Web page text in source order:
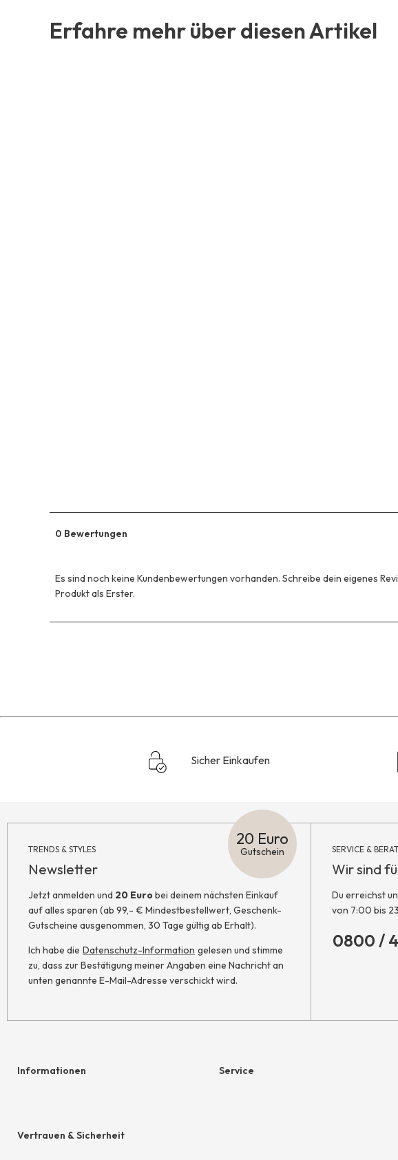
Erfahre mehr über diesen Artikel
0 Bewertungen
Es sind noch keine Kundenbewertungen vorhanden. Schreibe dein eigenes
Produkt als Erster.
Sicher Einkaufen
TRENDS & STYLES
Newsletter
20 Euro
Gutschein
Jetzt anmelden und 20 Eurobei deinem nächsten Einkauf
auf alles sparen (ab 99,- € Mindestbestellwert, Geschenk-
Gutscheine ausgenommen, 30 Tage gültig ab Erhalt).
Ich habe die Datenschutz-Information gelesen und stimme
zu, dass zur Bestätigung meiner Angaben eine Nachricht an
unten genannte E-Mail-Adresse verschickt wird.
SERVICE &
Wir sind
Du erreichst
von 7:00 bis
0800 /
Informationen
Newsletter
Service
Vertrauen & Sicherheit